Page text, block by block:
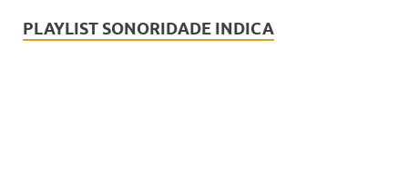
PLAYLIST SONORIDADE INDICA